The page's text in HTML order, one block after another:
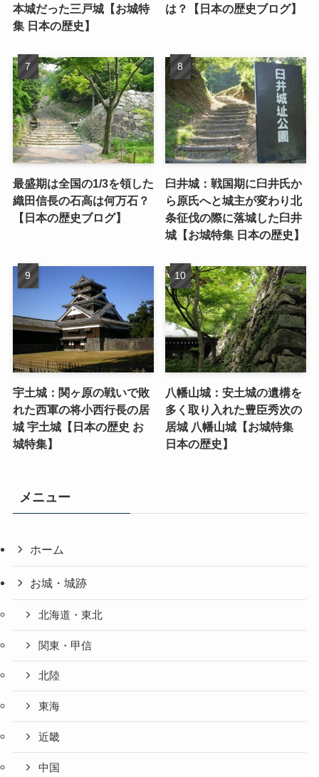
本城だった三戸城【お城特
集 日本の歴史】
は？【日本の歴史ブログ】
最盛期は全国の1/3を領した
織田信長の石高は何万石？
【日本の歴史ブログ】
臼井城：戦国期に臼井氏か
ら原氏へと城主が変わり北
条征伐の際に落城した臼井
城【お城特集 日本の歴史】
宇土城：関ヶ原の戦いで敗
れた西軍の将小西行長の居
城 宇土城【日本の歴史 お
城特集】
八幡山城：安土城の遺構を
多く取り入れた豊臣秀次の
居城 八幡山城【お城特集
日本の歴史】
メニュー
ホーム
お城・城跡
北海道・東北
関東・甲信
北陸
東海
近畿
中国